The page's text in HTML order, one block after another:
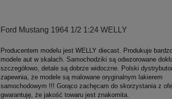
Ford Mustang 1964 1/2 1:24 WELLY
Producentem modelu jest WELLY diecast. Produkuje
modele aut w skalach. Samochodziki są odwzorowane
szczegółowo, detale są dobrze widoczne. Polski
zapewnia, że modele są malowane oryginalnym lakierem
samochodowym !!! Gorąco zachęcam do skorzystania z
gwarantuję, że jakość towaru jest znakomita.